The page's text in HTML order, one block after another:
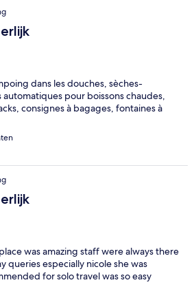
dans les douches, sèches-
pour boissons chaudes,
consignes à bagages, fontaines à
was amazing staff were always there
queries especially nicole she was
for solo travel was so easy